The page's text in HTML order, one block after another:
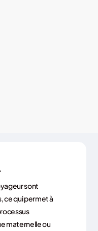
sont
ce qui permet à
maternelle ou